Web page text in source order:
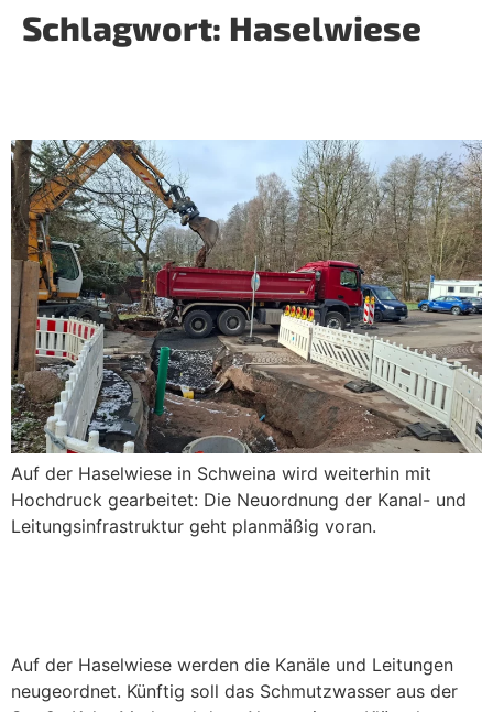
Schlagwort: Haselwiese
Auf der Haselwiese in Schweina wird weiterhin mit
Hochdruck gearbeitet: Die Neuordnung der Kanal- und
Leitungsinfrastruktur geht planmäßig voran.
Auf der Haselwiese werden die Kanäle und Leitungen
neugeordnet. Künftig soll das Schmutzwasser aus der